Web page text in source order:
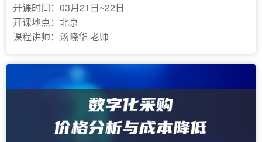
开课时间：03月21日~22日
开课地点：北京
课程讲师：汤晓华 老师